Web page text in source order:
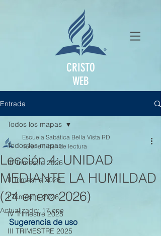
CRISTO
WEB
Entrada
Todos los mapas
III Trimestre 2026
II Trimestre 2026
I Trimestre 2026
IV Trimestre 2025
III TRIMESTRE 2025
Todos los mapas
Lección 4: UNIDAD
MEDIANTE LA HUMILDAD
(24 enero 2026)
Escuela Sabática Bella Vista RD
16 ene 1 min de lectura
Actualizado:17 ene
Sugerencia de uso